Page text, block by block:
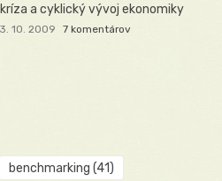
a cyklický vývoj ekonomiky
10. 2009 7 komentárov
benchmarking (41)